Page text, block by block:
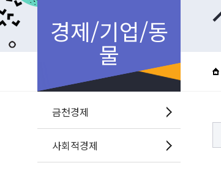
경제/기업/동
물
금천경제
사회적경제